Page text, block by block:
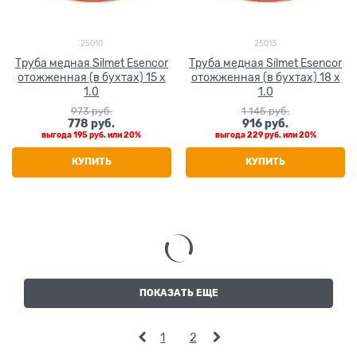
25010
Труба медная Silmet Esencor
отожженная (в бухтах) 15 x
1.0
973 руб.
778 руб.
выгода195 руб.или20%
КУПИТЬ
25013
Труба медная Silmet Esencor
отожженная (в бухтах) 18 x
1.0
1 145 руб.
916 руб.
выгода229 руб.или20%
КУПИТЬ
ПОКАЗАТЬ ЕЩЕ
1 2